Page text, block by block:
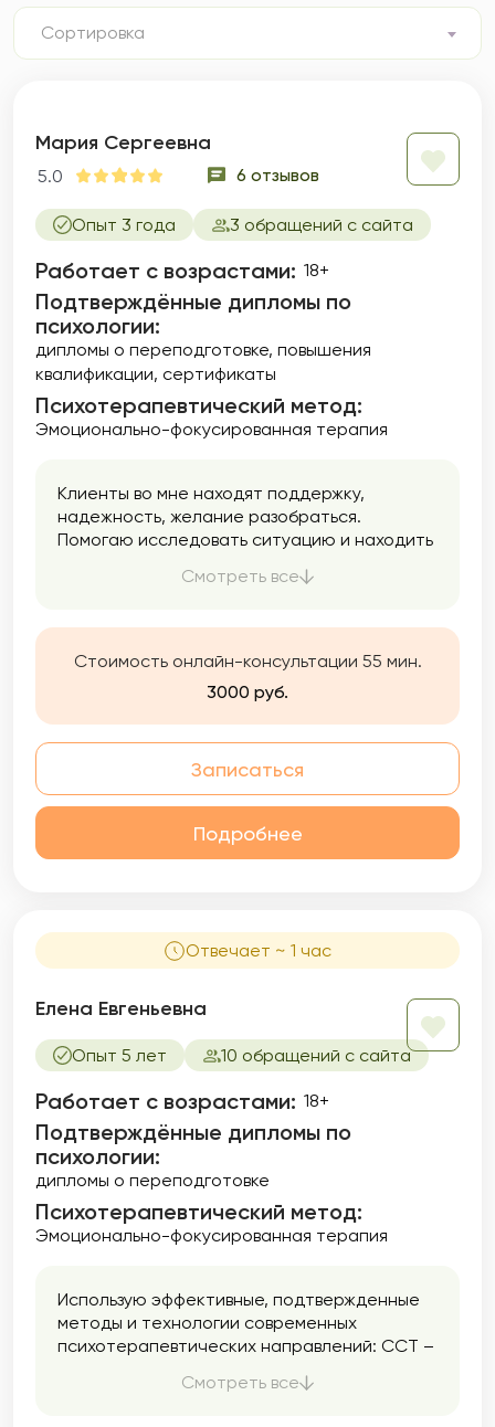
Сортировка
Мария Сергеевна
5.0 6 отзывов
Опыт 3 года 3 обращений с сайта
Работает с возрастами: 18+
Подтверждённые дипломы по
психологии:
дипломы о переподготовке повышения
квалификации сертификаты
Психотерапевтический метод:
Эмоционально-фокусированная терапия
Клиенты во мне находят поддержку,
надежность, желание разобраться.
Помогаю исследовать ситуацию и находить
Смотреть все
Стоимость онлайн-консультации 55 мин.
3000 руб.
Записаться
Подробнее
Отвечает ~ 1 час
Елена Евгеньевна
Опыт 5 лет 10 обращений с сайта
Работает с возрастами: 18+
Подтверждённые дипломы по
психологии:
дипломы о переподготовке
Психотерапевтический метод:
Эмоционально-фокусированная терапия
Использую эффективные, подтвержденные
методы и технологии современных
психотерапевтических направлений: ССТ –
КСТ – краткосрочной стратегической
Смотреть все